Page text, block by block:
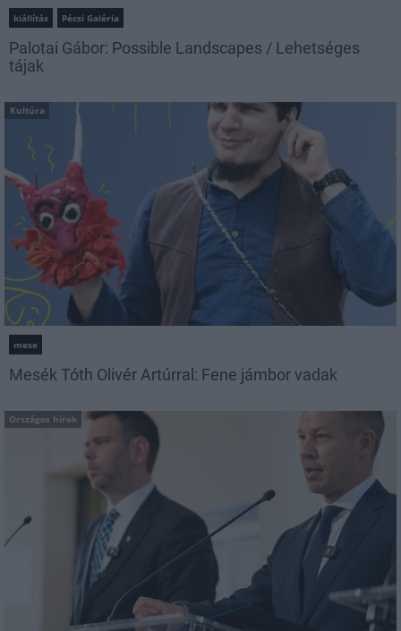
kiállítás Pécsi Galéria
Palotai Gábor: Possible Landscapes / Lehetséges
tájak
Kultúra
mese
Mesék Tóth Olivér Artúrral: Fene jámbor vadak
Országos hírek